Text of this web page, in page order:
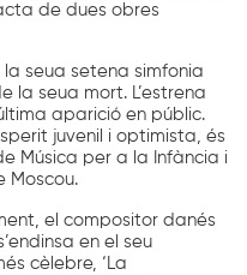
de dues obres
seua setena simfonia
la seua mort. L’estrena
aparició en públic.
juvenil i optimista, és
Música per a la Infància i
Moscou.
el compositor danés
en el seu
cèlebre, ‘La